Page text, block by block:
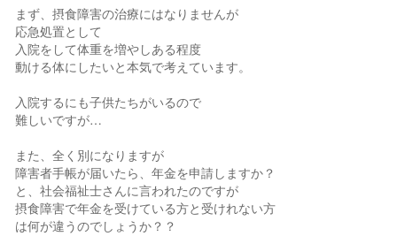
まず、摂食障害の治療にはなりませんが
応急処置として
入院をして体重を増やしある程度
動ける体にしたいと本気で考えています。
入院するにも子供たちがいるので
難しいですが…
また、全く別になりますが
障害者手帳が届いたら、年金を申請しますか？
と、社会福祉士さんに言われたのですが
摂食障害で年金を受けている方と受けれない方
は何が違うのでしょうか？？